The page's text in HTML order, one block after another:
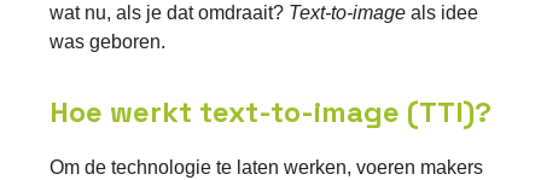
wat nu, als je dat omdraait? Text-to-image als idee
was geboren.
Hoe werkt text-to-image (TTI)?
Om de technologie te laten werken, voeren makers